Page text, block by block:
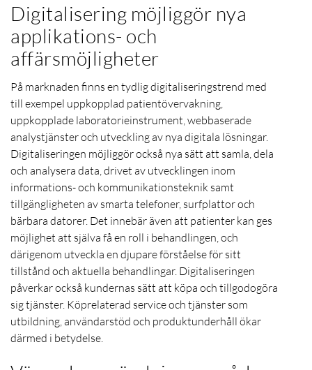
Digitalisering möjliggör nya
applikations- och
affärsmöjligheter
På marknaden finns en tydlig digitaliseringstrend med
till exempel uppkopplad patientövervakning,
uppkopplade laboratorieinstrument, webbaserade
analystjänster och utveckling av nya digitala lösningar.
Digitaliseringen möjliggör också nya sätt att samla, dela
och analysera data, drivet av utvecklingen inom
informations- och kommunikationsteknik samt
tillgängligheten av smarta telefoner, surfplattor och
bärbara datorer. Det innebär även att patienter kan ges
möjlighet att själva få en roll i behandlingen, och
därigenom utveckla en djupare förståelse för sitt
tillstånd och aktuella behandlingar. Digitaliseringen
påverkar också kundernas sätt att köpa och tillgodogöra
sig tjänster. Köprelaterad service och tjänster som
utbildning, användarstöd och produktunderhåll ökar
därmed i betydelse.